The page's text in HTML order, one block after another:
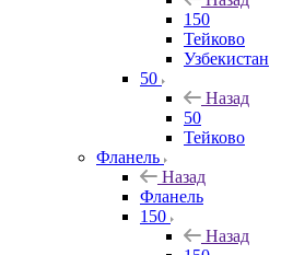
150
Тейково
Узбекистан
50
Назад
50
Тейково
Фланель
Назад
Фланель
150
Назад